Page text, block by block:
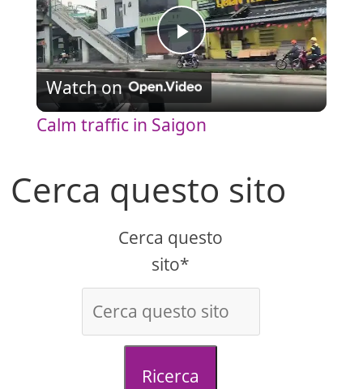
P
l
y
V
i
d
Watch on
Calm traffic in Saigon
Cerca questo sito
Cerca questo
sito*
Ricerca